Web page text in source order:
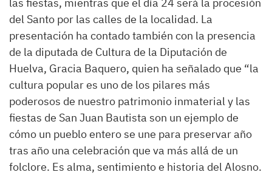
del Santo por las calles de la localidad. La
presentación ha contado también con la presencia
de la diputada de Cultura de la Diputación de
Huelva, Gracia Baquero, quien ha señalado que “la
cultura popular es uno de los pilares más
poderosos de nuestro patrimonio inmaterial y las
fiestas de San Juan Bautista son un ejemplo de
cómo un pueblo entero se une para preservar año
tras año una celebración que va más allá de un
folclore. Es alma, sentimiento e historia del Alosno.